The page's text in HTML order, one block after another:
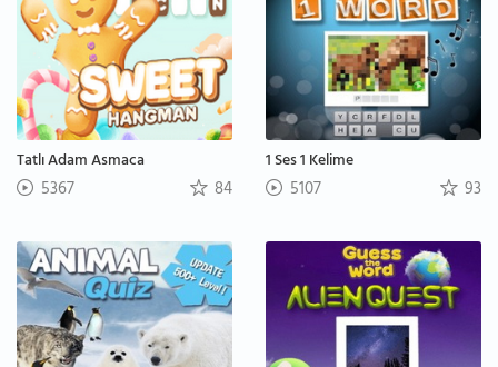
Tatlı Adam Asmaca
5367 84
1 Ses 1 Kelime
5107 93